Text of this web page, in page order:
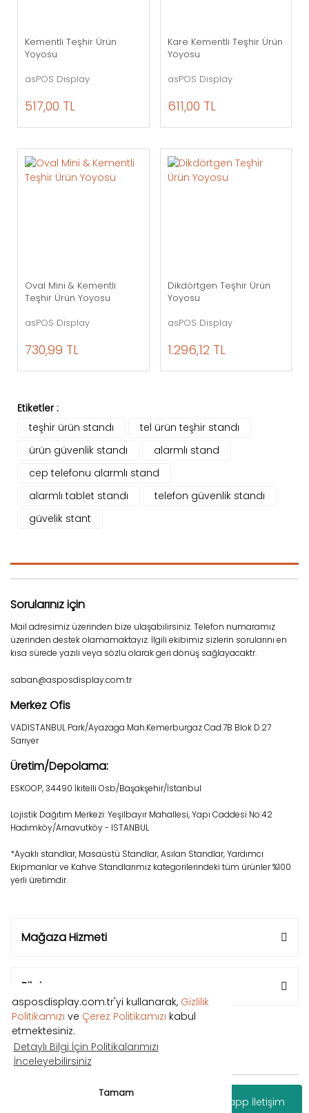
asposdisplay.com.tr'yi kullanarak, Gizlilik
Politikamızı ve Çerez Politikamızı kabul
etmektesiniz.
Detaylı Bilgi İçin Politikalarımızı
İnceleyebilirsiniz
Tamam
Whatsapp İletişim
Kementli Teşhir Ürün
Yoyosu
asPOS Display
517,00 TL
Kare Kementli Teşhir Ürün
Yoyosu
asPOS Display
611,00 TL
Oval Mini & Kementli
Teşhir Ürün Yoyosu
asPOS Display
730,99 TL
Dikdörtgen Teşhir Ürün
Yoyosu
asPOS Display
1.296,12 TL
Etiketler :
teşhir ürün standı
tel ürün teşhir standı
ürün güvenlik standı
alarmlı stand
cep telefonu alarmlı stand
alarmlı tablet standı
telefon güvenlik standı
güvelik stant
Sorularınız için
Mail adresimiz üzerinden bize ulaşabilirsiniz. Telefon numaramız
üzerinden destek olamamaktayız. İlgili ekibimiz sizlerin sorularını en
kısa sürede yazılı veya sözlü olarak geri dönüş sağlayacaktr.
saban@asposdisplay.com.tr
Merkez Ofis
VADISTANBUL Park/Ayazaga Mah.Kemerburgaz Cad.7B Blok D.27
Sarıyer
Üretim/Depolama:
ESKOOP, 34490 İkitelli Osb/Başakşehir/İstanbul
Lojistik Dağıtım Merkezi: Yeşilbayır Mahallesi, Yapı Caddesi No:42
Hadımköy/Arnavutköy - ISTANBUL
*Ayaklı standlar, Masaüstü Standlar, Asılan Standlar, Yardımcı
Ekipmanlar ve Kahve Standlarımız kategorilerindeki tüm ürünler %100
yerli üretimdir.
Mağaza Hizmeti
Bilgi
Copyright © 2018 Tüm hakları saklıdır.
Paketleri ile hazırlanmıştır.